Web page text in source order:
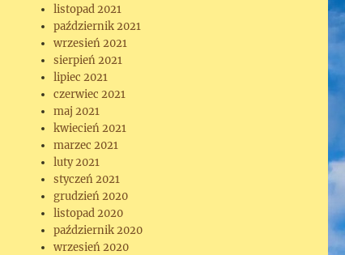
listopad 2021
październik 2021
wrzesień 2021
sierpień 2021
lipiec 2021
czerwiec 2021
maj 2021
kwiecień 2021
marzec 2021
luty 2021
styczeń 2021
grudzień 2020
listopad 2020
październik 2020
wrzesień 2020